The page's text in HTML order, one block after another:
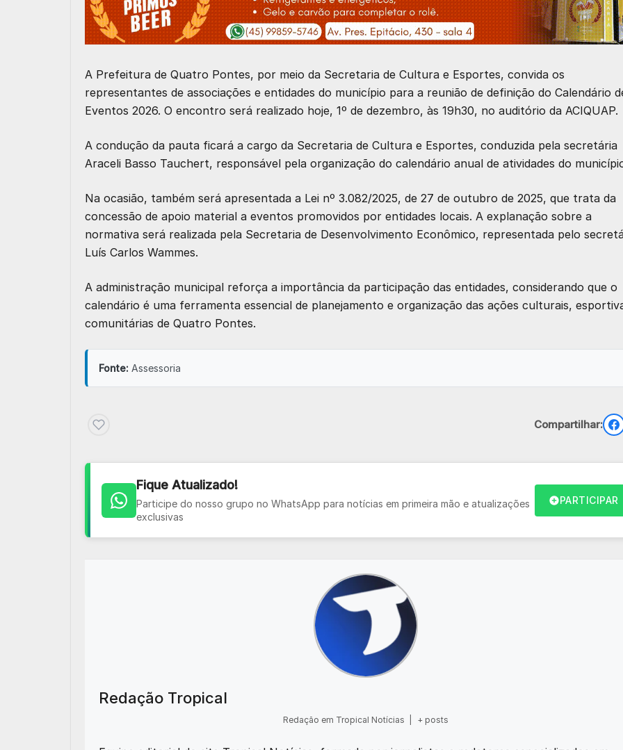
A Prefeitura de Quatro Pontes, por meio da Secretaria de Cultura e Esportes, convida os
representantes de associações e entidades do município para a reunião de definição do Calendário
Eventos 2026. O encontro será realizado hoje, 1º de dezembro, às 19h30, no auditório da ACIQUAP.
A condução da pauta ficará a cargo da Secretaria de Cultura e Esportes, conduzida pela secretária
Araceli Basso Tauchert, responsável pela organização do calendário anual de atividades do
Na ocasião, também será apresentada a Lei nº 3.082/2025, de 27 de outubro de 2025, que trata da
concessão de apoio material a eventos promovidos por entidades locais. A explanação sobre a
normativa será realizada pela Secretaria de Desenvolvimento Econômico, representada pelo
Luís Carlos Wammes.
A administração municipal reforça a importância da participação das entidades, considerando que o
calendário é uma ferramenta essencial de planejamento e organização das ações culturais,
comunitárias de Quatro Pontes.
Fonte: Assessoria
Compartilhar:
Fique Atualizado!
Participe do nosso grupo no WhatsApp para notícias em primeira mão e atualizações
exclusivas
PARTICIPAR
Redação Tropical
Redação em Tropical Notícias + posts